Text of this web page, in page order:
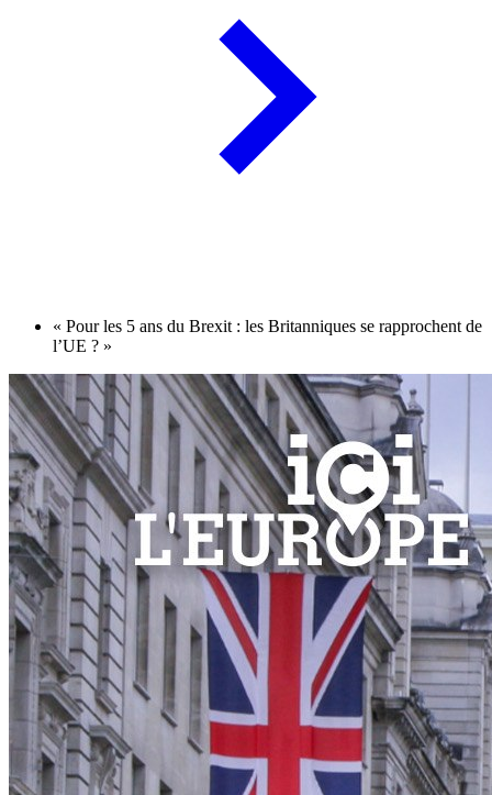
« Pour les 5 ans du Brexit : les Britanniques se rapprochent de
l’UE ? »